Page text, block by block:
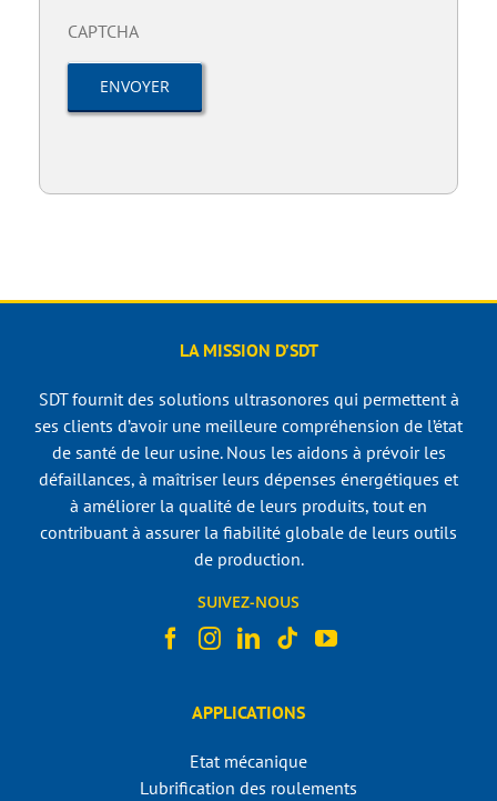
CAPTCHA
LA MISSION D’SDT
SDT fournit des solutions ultrasonores qui permettent à
ses clients d’avoir une meilleure compréhension de l’état
de santé de leur usine. Nous les aidons à prévoir les
défaillances, à maîtriser leurs dépenses énergétiques et
à améliorer la qualité de leurs produits, tout en
contribuant à assurer la fiabilité globale de leurs outils
de production.
SUIVEZ-NOUS
APPLICATIONS
Etat mécanique
Lubrification des roulements